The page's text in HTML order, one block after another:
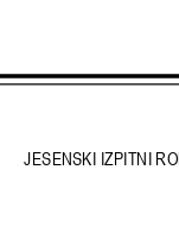
JESENSKI IZPITNI